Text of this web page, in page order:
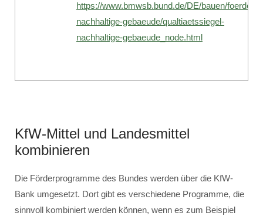
https://www.bmwsb.bund.de/DE/bauen/
nachhaltige-gebaeude/qualtiaetssiegel-
nachhaltige-gebaeude_node.html
KfW-Mittel und Landesmittel
kombinieren
Die Förderprogramme des Bundes werden über die KfW-
Bank umgesetzt. Dort gibt es verschiedene Programme, die
sinnvoll kombiniert werden können, wenn es zum Beispiel